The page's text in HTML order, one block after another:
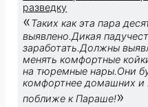
разведку
«Таких как эта пара
выявлено.Дикая
заработать.Должны
менять комфортные
на тюремные нары.Они
комфортнее домашних и
поближе к Параше!»